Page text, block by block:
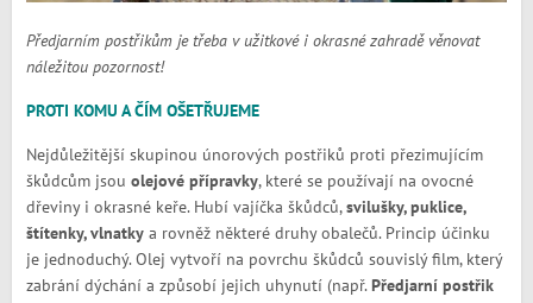
Předjarním postřikům je třeba v užitkové i okrasné zahradě věnovat
náležitou pozornost!
PROTI KOMU A ČÍM OŠETŘUJEME
Nejdůležitější skupinou únorových postřiků proti přezimujícím
škůdcům jsou olejové přípravky, které se používají na ovocné
dřeviny i okrasné keře. Hubí vajíčka škůdců,svilušky, puklice,
štítenky, vlnatkya rovněž některé druhy obalečů. Princip účinku
je jednoduchý. Olej vytvoří na povrchu škůdců souvislý film, který
zabrání dýchání a způsobí jejich uhynutí (např.Předjarní postřik